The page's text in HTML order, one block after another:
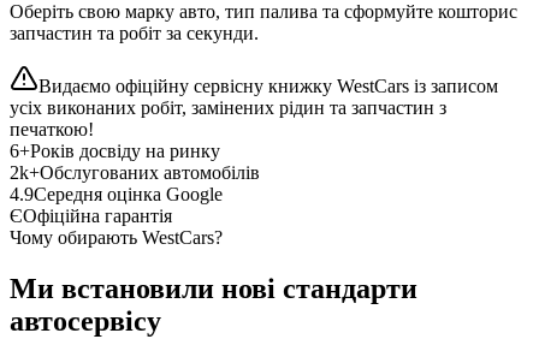
Оберіть свою марку авто, тип палива та сформуйте кошторис
запчастин та робіт за секунди.
Видаємо офіційну сервісну книжку WestCars із записом
усіх виконаних робіт, замінених рідин та запчастин з
печаткою!
6+Років досвіду на ринку
2k+Обслугованих автомобілів
4.9Середня оцінка Google
ЄОфіційна гарантія
Чому обирають WestCars?
Ми встановили нові стандарти
автосервісу